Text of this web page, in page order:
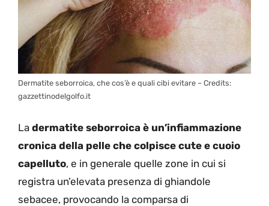
Dermatite seborroica, che cos’è e quali cibi evitare – Credits:
gazzettinodelgolfo.it
La dermatite seborroica è un’infiammazione
cronica della pelle che colpisce cute e cuoio
capelluto, e in generale quelle zone in cui si
registra un’elevata presenza di ghiandole
sebacee, provocando la comparsa di